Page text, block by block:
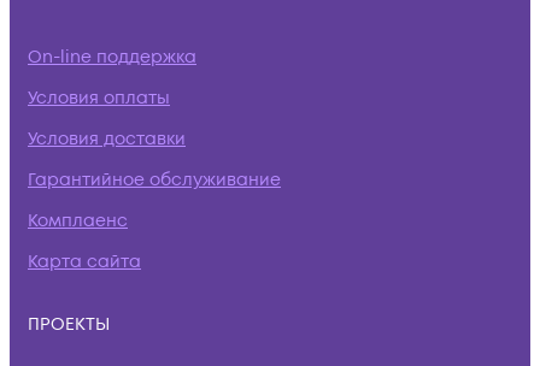
On-line поддержка
Условия оплаты
Условия доставки
Гарантийное обслуживание
Комплаенс
Карта сайта
ПРОЕКТЫ